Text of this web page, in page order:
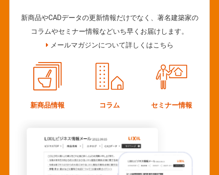
新商品やCADデータの更新情報だけでなく、著名建築家の
コラムやセミナー情報などいち早くお届けします。
メールマガジンについて詳しくはこちら
新商品情報 コラム セミナー情報